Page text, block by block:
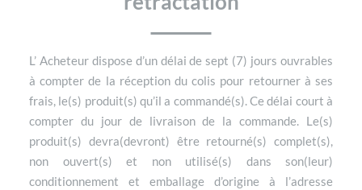
L’ Acheteur dispose d’un délai de sept (7) jours ouvrables
à compter de la réception du colis pour retourner à ses
frais, le(s) produit(s) qu’il a commandé(s). Ce délai court à
compter du jour de livraison de la commande. Le(s)
produit(s) devra(devront) être retourné(s) complet(s),
non ouvert(s) et non utilisé(s) dans son(leur)
conditionnement et emballage d’origine à l’adresse